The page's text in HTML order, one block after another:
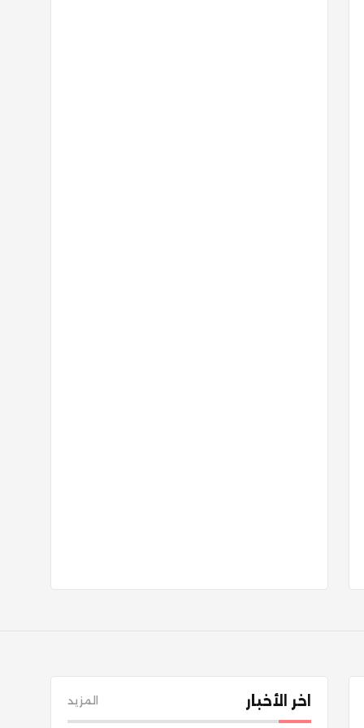
اخر الأخبار المزيد